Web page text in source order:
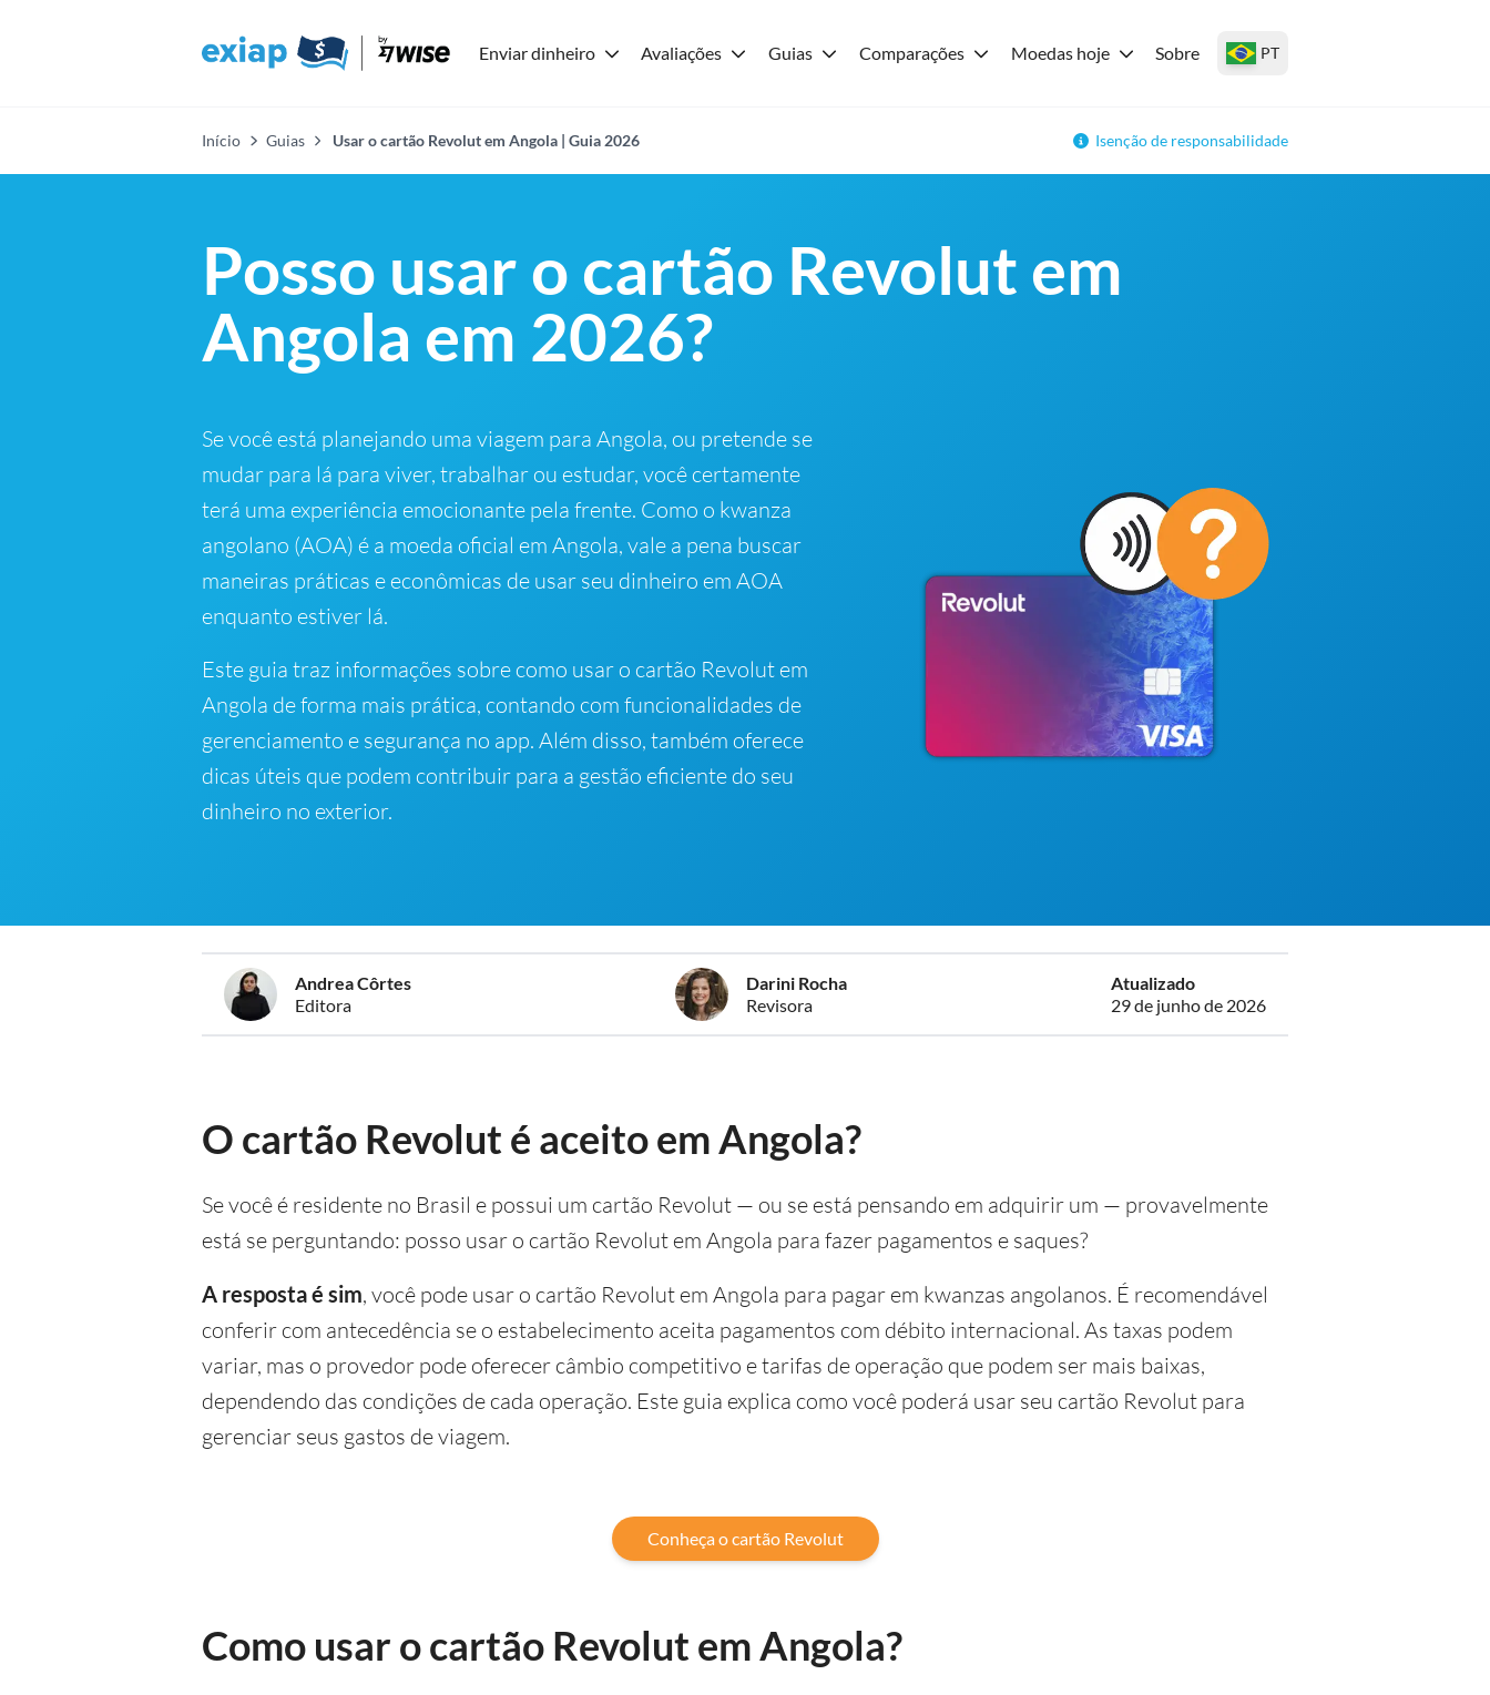
Enviar dinheiro Avaliações Guias Comparações Moedas hoje Sobre PT
Início Guias Usar o cartão Revolut em Angola | Guia 2026 Isenção de responsabilidade
Posso usar o cartão Revolut em
Angola em 2026?
Se você está planejando uma viagem para Angola, ou pretende se
mudar para lá para viver, trabalhar ou estudar, você certamente
terá uma experiência emocionante pela frente. Como o kwanza
angolano (AOA) é a moeda oficial em Angola, vale a pena buscar
maneiras práticas e econômicas de usar seu dinheiro em AOA
enquanto estiver lá.
Este guia traz informações sobre como usar o cartão Revolut em
Angola de forma mais prática, contando com funcionalidades de
gerenciamento e segurança no app. Além disso, também oferece
dicas úteis que podem contribuir para a gestão eficiente do seu
dinheiro no exterior.
Andrea Côrtes
Editora
Darini Rocha
Revisora
Atualizado
29 de junho de 2026
O cartão Revolut é aceito em Angola?
Se você é residente no Brasil e possui um cartão Revolut — ou se está pensando em adquirir um — provavelmente
está se perguntando: posso usar o cartão Revolut em Angola para fazer pagamentos e saques?
A resposta é sim, você pode usar o cartão Revolut em Angola para pagar em kwanzas angolanos. É recomendável
conferir com antecedência se o estabelecimento aceita pagamentos com débito internacional. As taxas podem
variar, mas o provedor pode oferecer câmbio competitivo e tarifas de operação que podem ser mais baixas,
dependendo das condições de cada operação. Este guia explica como você poderá usar seu cartão Revolut para
gerenciar seus gastos de viagem.
Conheça o cartão Revolut
Como usar o cartão Revolut em Angola?